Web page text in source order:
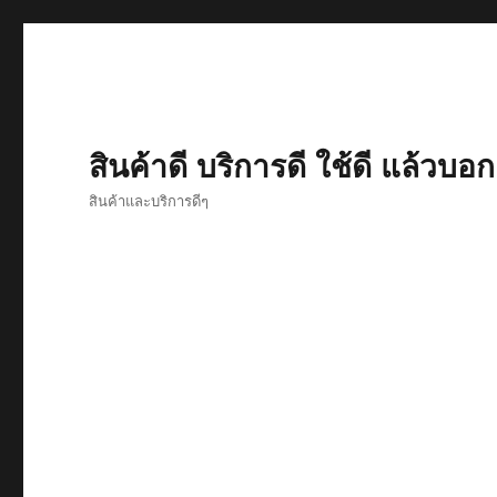
สินค้าดี บริการดี ใช้ดี แล้วบอ
สินค้าและบริการดีๆ